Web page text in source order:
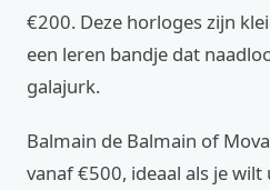
€200. Deze horloges zijn
een leren bandje dat
galajurk.
Balmain de Balmain of
vanaf €500, ideaal als je